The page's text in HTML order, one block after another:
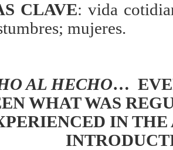
CLAVE: vida
mujeres.
AL HECHO…
WHAT WAS
IN